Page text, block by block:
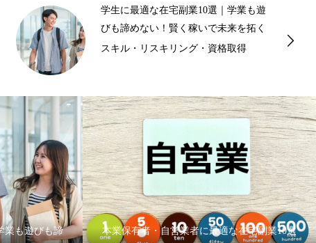
本業保有者・自営業者に最適な在宅副
業10選｜収入源を増やし、ビジネスを
さらに加速...
業も遊びも諦
本業保有者・自営業者に最適な在宅副業10選